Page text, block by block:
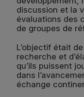
discussion et la
évaluations des
de groupes de
L’objectif était
recherche et
qu’ils puissent
dans
échange